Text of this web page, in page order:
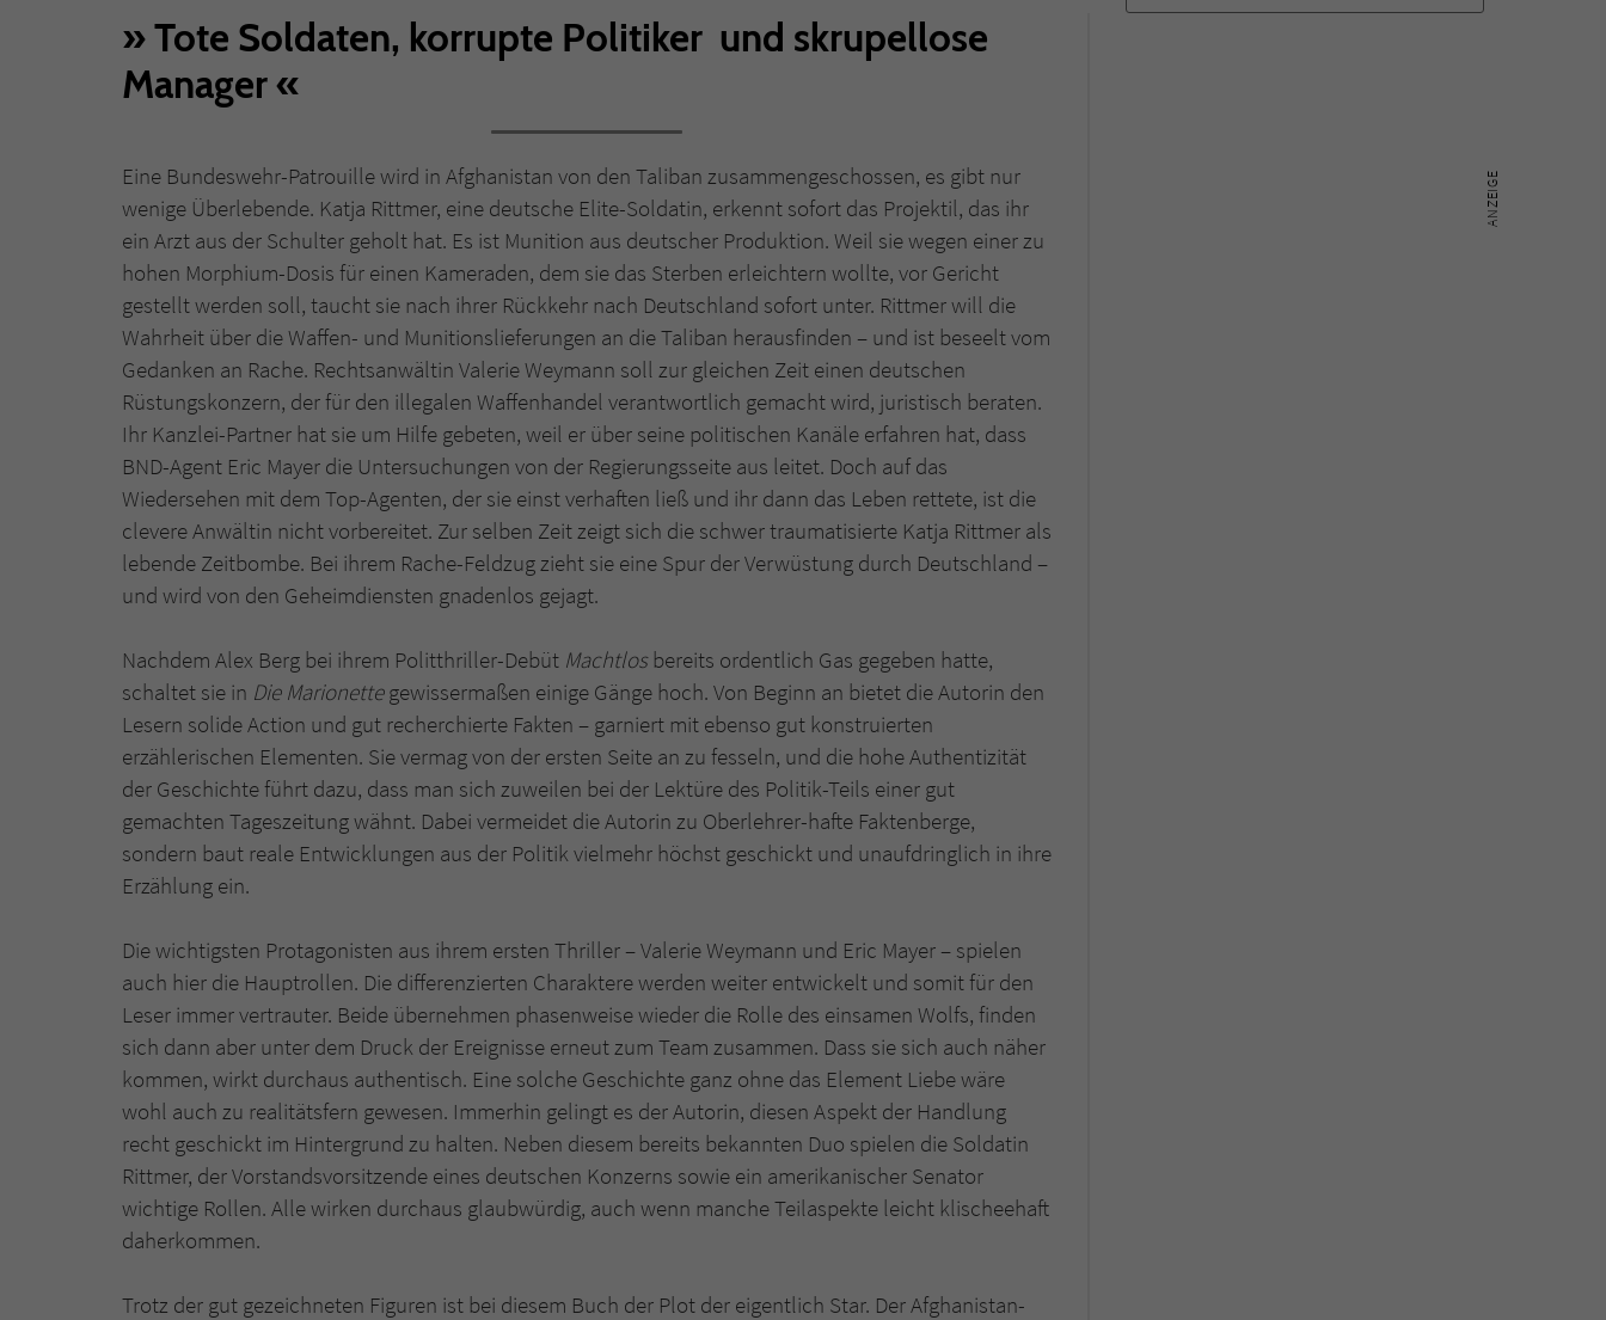
Tote Soldaten, korrupte Politiker und skrupellose
Manager
Eine Bundeswehr-Patrouille wird in Afghanistan von den Taliban zusammengeschossen, es gibt nur
wenige Überlebende. Katja Rittmer, eine deutsche Elite-Soldatin, erkennt sofort das Projektil, das ihr
ein Arzt aus der Schulter geholt hat. Es ist Munition aus deutscher Produktion. Weil sie wegen einer zu
hohen Morphium-Dosis für einen Kameraden, dem sie das Sterben erleichtern wollte, vor Gericht
gestellt werden soll, taucht sie nach ihrer Rückkehr nach Deutschland sofort unter. Rittmer will die
Wahrheit über die Waffen- und Munitionslieferungen an die Taliban herausfinden – und ist beseelt vom
Gedanken an Rache. Rechtsanwältin Valerie Weymann soll zur gleichen Zeit einen deutschen
Rüstungskonzern, der für den illegalen Waffenhandel verantwortlich gemacht wird, juristisch beraten.
Ihr Kanzlei-Partner hat sie um Hilfe gebeten, weil er über seine politischen Kanäle erfahren hat, dass
BND-Agent Eric Mayer die Untersuchungen von der Regierungsseite aus leitet. Doch auf das
Wiedersehen mit dem Top-Agenten, der sie einst verhaften ließ und ihr dann das Leben rettete, ist die
clevere Anwältin nicht vorbereitet. Zur selben Zeit zeigt sich die schwer traumatisierte Katja Rittmer als
lebende Zeitbombe. Bei ihrem Rache-Feldzug zieht sie eine Spur der Verwüstung durch Deutschland –
und wird von den Geheimdiensten gnadenlos gejagt.
Nachdem Alex Berg bei ihrem Politthriller-Debüt Machtlosbereits ordentlich Gas gegeben hatte,
schaltet sie in Die Marionettegewissermaßen einige Gänge hoch. Von Beginn an bietet die Autorin den
Lesern solide Action und gut recherchierte Fakten – garniert mit ebenso gut konstruierten
erzählerischen Elementen. Sie vermag von der ersten Seite an zu fesseln, und die hohe Authentizität
der Geschichte führt dazu, dass man sich zuweilen bei der Lektüre des Politik-Teils einer gut
gemachten Tageszeitung wähnt. Dabei vermeidet die Autorin zu Oberlehrer-hafte Faktenberge,
sondern baut reale Entwicklungen aus der Politik vielmehr höchst geschickt und unaufdringlich in ihre
Erzählung ein.
Die wichtigsten Protagonisten aus ihrem ersten Thriller – Valerie Weymann und Eric Mayer – spielen
auch hier die Hauptrollen. Die differenzierten Charaktere werden weiter entwickelt und somit für den
Leser immer vertrauter. Beide übernehmen phasenweise wieder die Rolle des einsamen Wolfs, finden
sich dann aber unter dem Druck der Ereignisse erneut zum Team zusammen. Dass sie sich auch näher
kommen, wirkt durchaus authentisch. Eine solche Geschichte ganz ohne das Element Liebe wäre
wohl auch zu realitätsfern gewesen. Immerhin gelingt es der Autorin, diesen Aspekt der Handlung
recht geschickt im Hintergrund zu halten. Neben diesem bereits bekannten Duo spielen die Soldatin
Rittmer, der Vorstandsvorsitzende eines deutschen Konzerns sowie ein amerikanischer Senator
wichtige Rollen. Alle wirken durchaus glaubwürdig, auch wenn manche Teilaspekte leicht klischeehaft
daherkommen.
Trotz der gut gezeichneten Figuren ist bei diesem Buch der Plot der eigentlich Star. Der Afghanistan-
Name tx_pwcomments_ahash
Laufzeit
Zweck Cookie für Kommentare einzelner Buchtitel
Name fe_typo_user
Anbieter
Laufzeit Session
Zweck
Dieses Cookie gewährleistet die Kommunikation der
Webseite mit dem Benutzer. Es wird benötigt um z. B.
den Sicherheitscode des Kontaktformulars zu
überprüfen.